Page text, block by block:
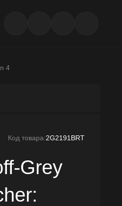
4
Код товара:2G2191BRT
Grey